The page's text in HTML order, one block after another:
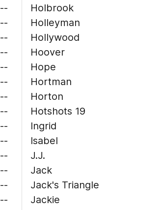
--
--
--
--
--
--
--
--
--
--
--
--
--
--
Holbrook
Holleyman
Hollywood
Hoover
Hope
Hortman
Horton
Hotshots 19
Ingrid
Isabel
J.J.
Jack
Jack's Triangle
Jackie